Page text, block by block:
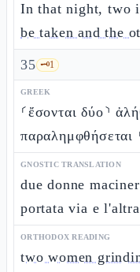
In that night, two
be taken and the
35 🗝️1
GREEK
⸂ἔσονται δύο⸃
παραλημφθήσεται
GNOSTIC TRANSLATION
due donne
portata via e
ORTHODOX READING
two women